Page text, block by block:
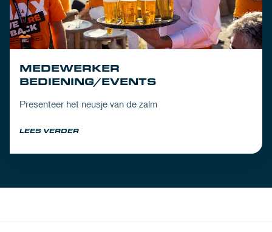
MEDEWERKER
BEDIENING/EVENTS
Presenteer het neusje van de zalm
LEES VERDER